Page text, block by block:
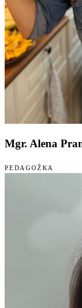
Mgr. Alena
PEDAGOŽKA